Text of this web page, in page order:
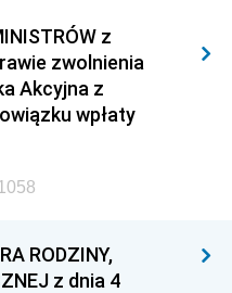
2009
2006
2003
1991
z
zwolnienia
Akcyjna z
wpłaty
RODZINY,
z dnia 4